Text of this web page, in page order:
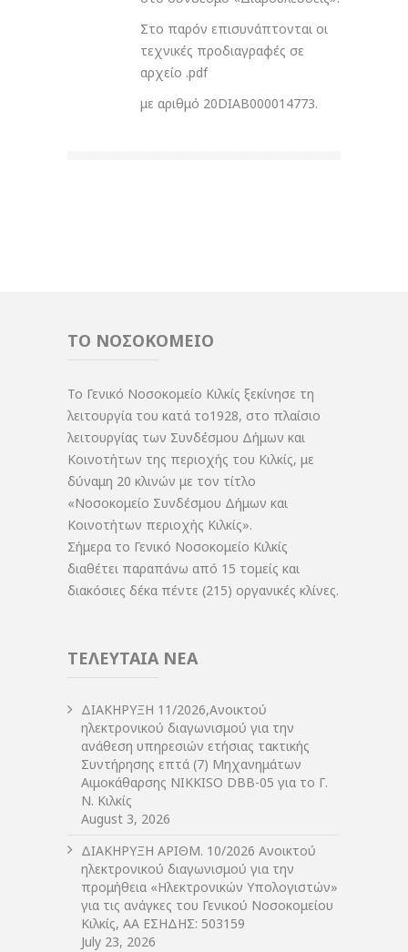
Στο παρόν επισυνάπτονται οι
τεχνικές προδιαγραφές σε
αρχείο .pdf
με αριθμό 20DIAB000014773.
ΤΟ ΝΟΣΟΚΟΜΕΙΟ
Το Γενικό Νοσοκομείο Κιλκίς ξεκίνησε τη
λειτουργία του κατά το1928, στο πλαίσιο
λειτουργίας των Συνδέσμου Δήμων και
Κοινοτήτων της περιοχής του Κιλκίς, με
δύναμη 20 κλινών με τον τίτλο
«Νοσοκομείο Συνδέσμου Δήμων και
Κοινοτήτων περιοχής Κιλκίς».
Σήμερα το Γενικό Νοσοκομείο Κιλκίς
διαθέτει παραπάνω από 15 τομείς και
διακόσιες δέκα πέντε (215) οργανικές κλίνες.
ΤΕΛΕΥΤΑΙΑ ΝΕΑ
ΔIΑΚΗΡΥΞΗ 11/2026,Ανοικτού
ηλεκτρονικού διαγωνισμού για την
ανάθεση υπηρεσιών ετήσιας τακτικής
Συντήρησης επτά (7) Μηχανημάτων
Αιμοκάθαρσης NIKKISO DBB-05 για το Γ.
Ν. Κιλκίς
August 3, 2026
ΔIΑΚΗΡΥΞΗ ΑΡIΘΜ. 10/2026 Ανοικτού
ηλεκτρονικού διαγωνισμού για την
προμήθεια «Ηλεκτρονικών Υπολογιστών»
για τις ανάγκες του Γενικού Νοσοκομείου
Κιλκίς, ΑΑ ΕΣΗΔΗΣ: 503159
July 23, 2026